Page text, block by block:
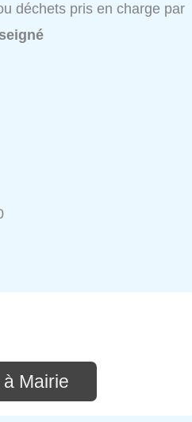
déchets pris en charge par
Mairie